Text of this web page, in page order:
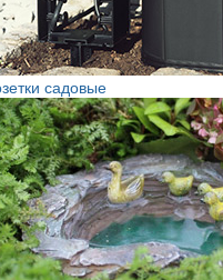
садовые